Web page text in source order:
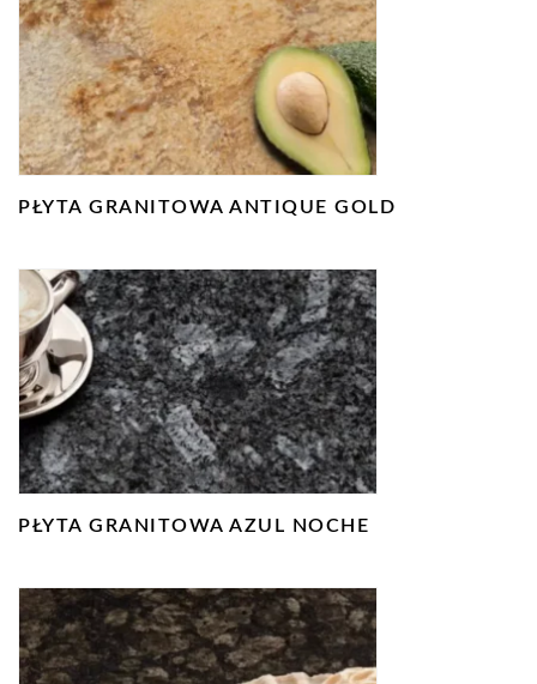
PŁYTA GRANITOWA ANTIQUE GOLD
PŁYTA GRANITOWA AZUL NOCHE